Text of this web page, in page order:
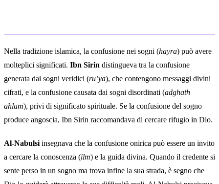
Nella tradizione islamica, la confusione nei sogni (hayra) può avere
molteplici significati. Ibn Sirin distingueva tra la confusione
generata dai sogni veridici (ru’ya), che contengono messaggi divini
cifrati, e la confusione causata dai sogni disordinati (adghath
ahlam), privi di significato spirituale. Se la confusione del sogno
produce angoscia, Ibn Sirin raccomandava di cercare rifugio in Dio.
Al-Nabulsi insegnava che la confusione onirica può essere un invito
a cercare la conoscenza (ilm) e la guida divina. Quando il credente si
sente perso in un sogno ma trova infine la sua strada, è segno che